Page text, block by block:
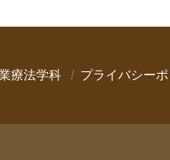
療法学科 プライバシー